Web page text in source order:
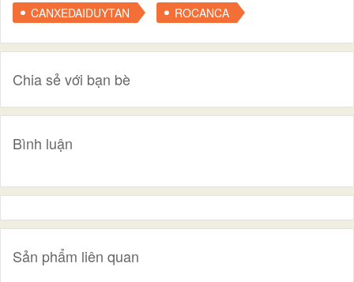
CANXEDAIDUYTAN ROCANCA
Chia sẻ với bạn bè
Bình luận
Sản phẩm liên quan